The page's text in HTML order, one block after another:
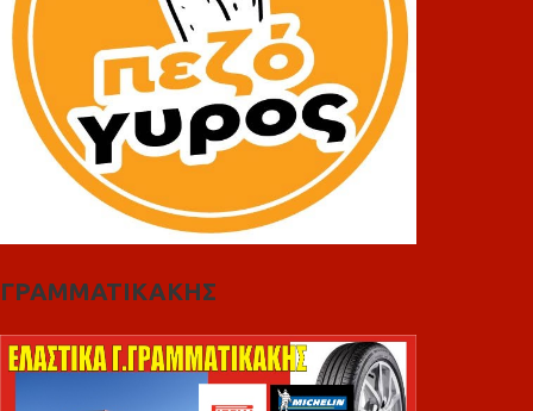
ΓΡΑΜΜΑΤΙΚΑΚΗΣ